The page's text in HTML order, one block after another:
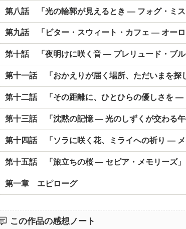
第八話 「光の輪郭が見えるとき ― フォグ・ミス
第九話 「ビター・スウィート・カフェ ― オーロ
第十話 「夜明けに咲く音 ― プレリュード・ブル
第十一話 「おかえりが届く場所、ただいまを探
第十二話 「その距離に、ひとひらの優しさを ―
第十三話 「沈黙の記憶 ― 光のしずくが交わる午
第十四話 「ソラに咲く花、ミライへの祈り ― メ
第十五話 「旅立ちの桜 ― セピア・メモリーズ」
第一章 エピローグ
この作品の感想ノート